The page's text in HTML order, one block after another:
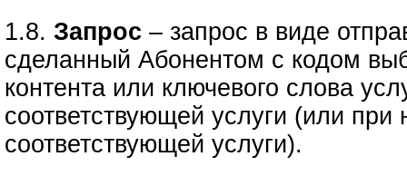
1.8.Запрос– запрос в виде
сделанный Абонентом с кодом
контента или ключевого слова
соответствующей услуги (или
соответствующей услуги).